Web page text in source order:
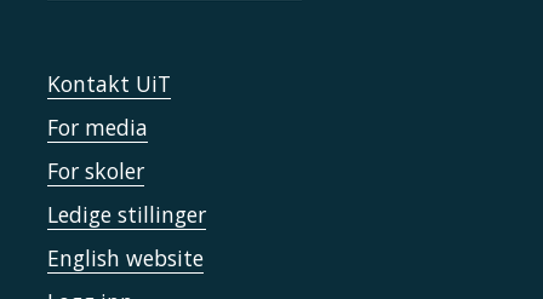
Kontakt UiT
For media
For skoler
Ledige stillinger
English website